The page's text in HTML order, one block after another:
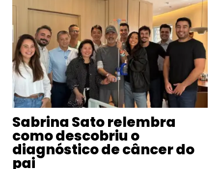
Sabrina Sato relembra
como descobriu o
diagnóstico de câncer do
pai